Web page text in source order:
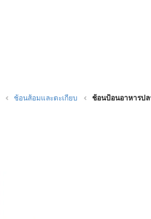
ช้อนส้อมและตะเกียบ ช้อนป้อนอาหารปล